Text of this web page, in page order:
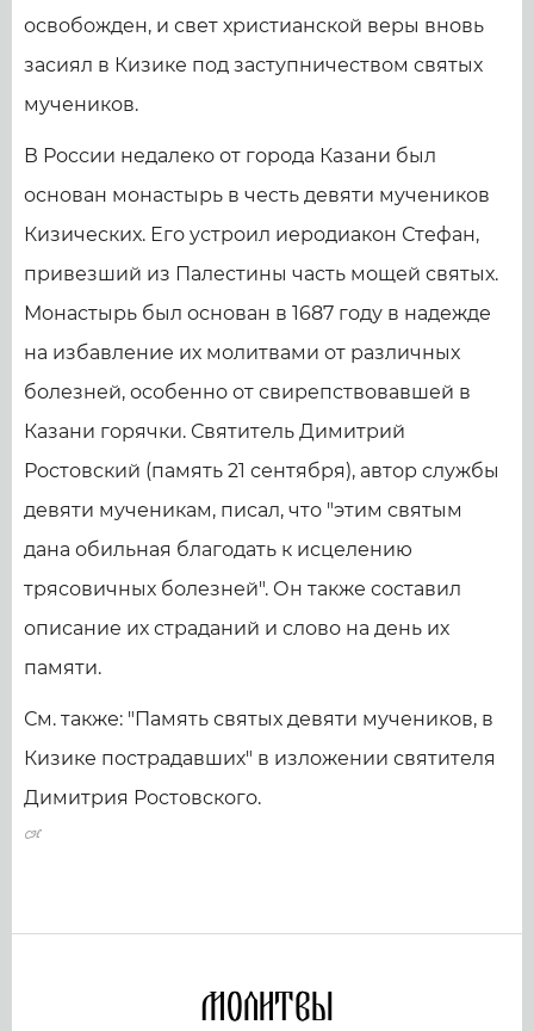
освобожден, и свет христианской веры вновь
засиял в Кизике под заступничеством святых
мучеников.
В России недалеко от города Казани был
основан монастырь в честь девяти мучеников
Кизических. Его устроил иеродиакон Стефан,
привезший из Палестины часть мощей святых.
Монастырь был основан в 1687 году в надежде
на избавление их молитвами от различных
болезней, особенно от свирепствовавшей в
Казани горячки. Святитель Димитрий
Ростовский (память 21 сентября), автор службы
девяти мученикам, писал, что "этим святым
дана обильная благодать к исцелению
трясовичных болезней". Он также составил
описание их страданий и слово на день их
памяти.
См. также: "Память святых девяти мучеников, в
Кизике пострадавших" в изложении святителя
Димитрия Ростовского.
Молитвы